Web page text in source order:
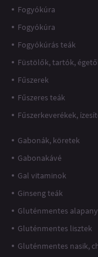
Fogyókúra
Fogyókúra
Fogyókúrás teák
Füstölők, tartók,
Fűszerek
Fűszeres teák
Fűszerkeverékek,
Gabonák, köretek
Gabonakávé
Gal vitaminok
Ginseng teák
Gluténmentes
Gluténmentes lisztek
Gluténmentes nasik,